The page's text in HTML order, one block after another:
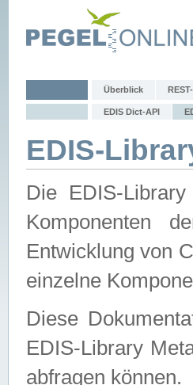
Überblick
EDIS Dict-API
EDIS-
Die EDIS-
Komponenten
Entwicklung von
einzelne
Diese
EDIS-Library
abfragen können.